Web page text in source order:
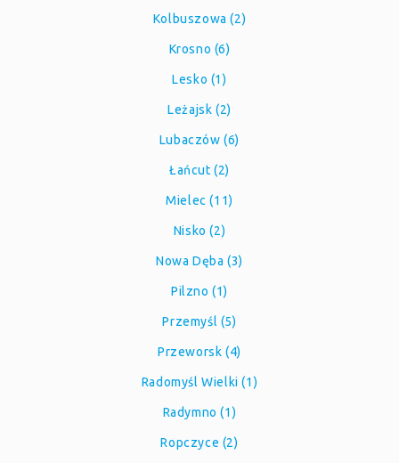
Kolbuszowa (2)
Krosno (6)
Lesko (1)
Leżajsk (2)
Lubaczów (6)
Łańcut (2)
Mielec (11)
Nisko (2)
Nowa Dęba (3)
Pilzno (1)
Przemyśl (5)
Przeworsk (4)
Radomyśl Wielki (1)
Radymno (1)
Ropczyce (2)